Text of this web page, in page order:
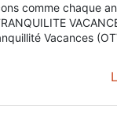
comme chaque
Vacances
les intrusions